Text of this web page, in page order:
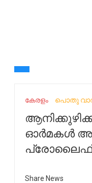
കേരളം പൊതു
ഓര്‍മകള്‍
പ്രോലൈഫ്
Share News